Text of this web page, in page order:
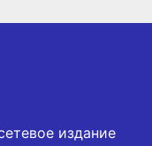
издание